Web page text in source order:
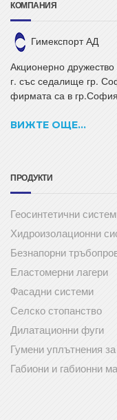
КОМПАНИЯ
Гимекспорт АД
Акционерно
г. със седалище гр.
фирмата са в
ВИЖТЕ ОЩЕ...
ПРОДУКТИ
Геосинтетични
Хидроизолационни
Безнапорни
Еластомерни лагери
Фасадни системи
Селско стопанство
Дилатационни фуги
Гумени уплътнения
Габиони и габионни